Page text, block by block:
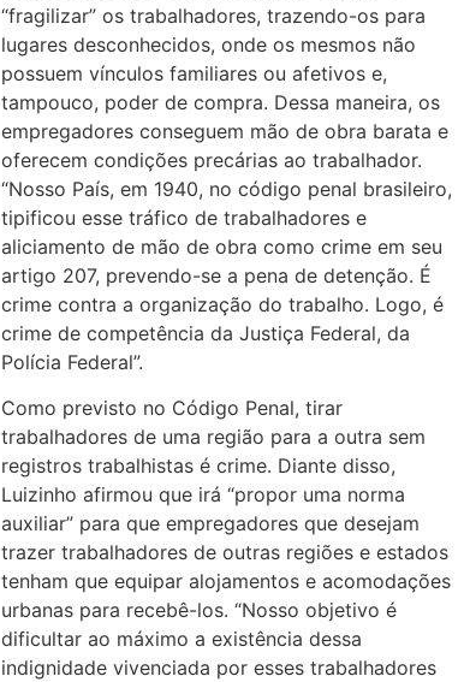
“fragilizar” os trabalhadores, trazendo-os para
lugares desconhecidos, onde os mesmos não
possuem vínculos familiares ou afetivos e,
tampouco, poder de compra. Dessa maneira, os
empregadores conseguem mão de obra barata e
oferecem condições precárias ao trabalhador.
“Nosso País, em 1940, no código penal brasileiro,
tipificou esse tráfico de trabalhadores e
aliciamento de mão de obra como crime em seu
artigo 207, prevendo-se a pena de detenção. É
crime contra a organização do trabalho. Logo, é
crime de competência da Justiça Federal, da
Polícia Federal”.
Como previsto no Código Penal, tirar
trabalhadores de uma região para a outra sem
registros trabalhistas é crime. Diante disso,
Luizinho afirmou que irá “propor uma norma
auxiliar” para que empregadores que desejam
trazer trabalhadores de outras regiões e estados
tenham que equipar alojamentos e acomodações
urbanas para recebê-los. “Nosso objetivo é
dificultar ao máximo a existência dessa
indignidade vivenciada por esses trabalhadores